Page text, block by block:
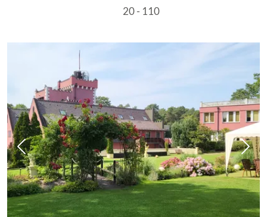
20 - 110
Vorheriges Bild